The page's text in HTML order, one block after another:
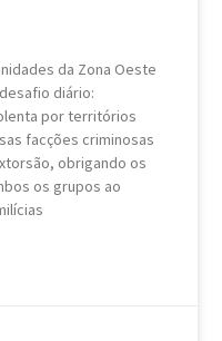
da Zona Oeste
diário:
por territórios
facções criminosas
obrigando os
os grupos ao